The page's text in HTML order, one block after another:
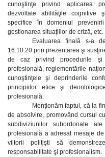
cunoştinţe privind aplicarea
dezvoltate abilităţile cognitive
specifice în domeniul
gestionarea situaţiilor de criză, etc.
Evaluarea finală s-a
16.10.20 prin prezentarea şi
de caz privind procedurile şi
profesională, reglementările
cunoştinţele şi deprinderile
principiilor etice şi
profesională.
Menţionăm faptul, că la
de absolvire, promovând cursul
subdiviziunilor subordonate
profesională a adresat mesaje
viitorii poliţişti să
responsabilitate şi profesionalism.